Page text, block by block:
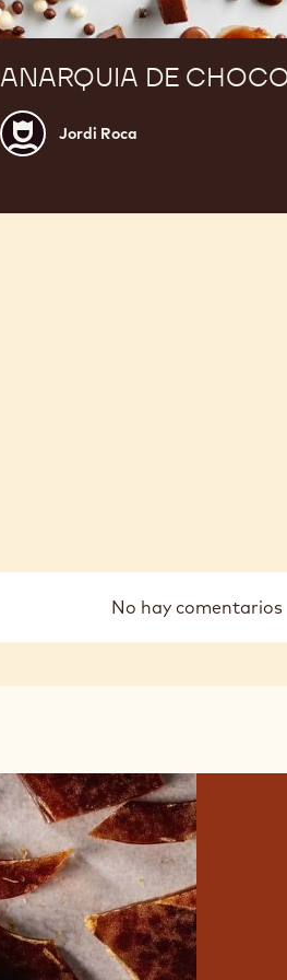
ANARQUIA DE
Jordi
Roca
Jordi Roca
No hay comentarios